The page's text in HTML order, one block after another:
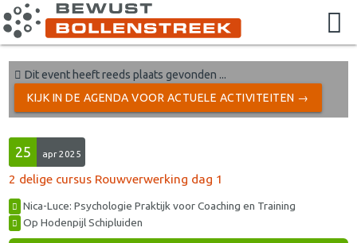
Dit event heeft reeds plaats gevonden ...
KIJK IN DE AGENDA VOOR ACTUELE ACTIVITEITEN →
25 apr 2025
2 delige cursus Rouwverwerking dag 1
Nica-Luce: Psychologie Praktijk voor Coaching en Training
Op Hodenpijl Schipluiden